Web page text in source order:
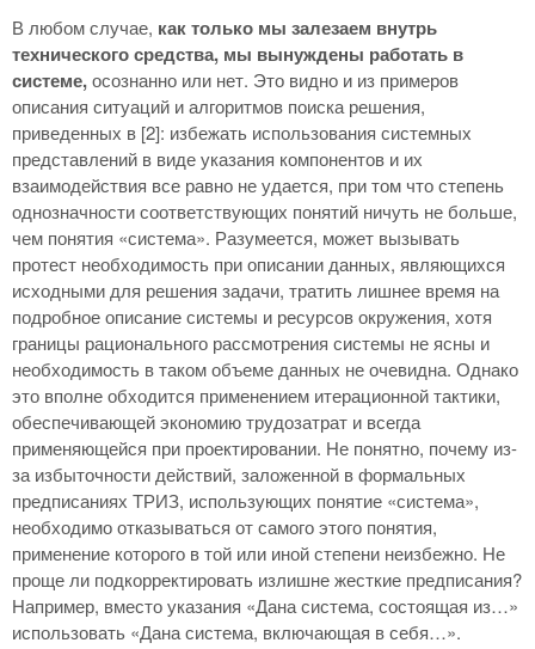
В любом случае, как только мы залезаем внутрь
технического средства, мы вынуждены работать в
системе,осознанно или нет. Это видно и из примеров
описания ситуаций и алгоритмов поиска решения,
приведенных в [2]: избежать использования системных
представлений в виде указания компонентов и их
взаимодействия все равно не удается, при том что степень
однозначности соответствующих понятий ничуть не больше,
чем понятия «система». Разумеется, может вызывать
протест необходимость при описании данных, являющихся
исходными для решения задачи, тратить лишнее время на
подробное описание системы и ресурсов окружения, хотя
границы рационального рассмотрения системы не ясны и
необходимость в таком объеме данных не очевидна. Однако
это вполне обходится применением итерационной тактики,
обеспечивающей экономию трудозатрат и всегда
применяющейся при проектировании. Не понятно, почему из-
за избыточности действий, заложенной в формальных
предписаниях ТРИЗ, использующих понятие «система»,
необходимо отказываться от самого этого понятия,
применение которого в той или иной степени неизбежно. Не
проще ли подкорректировать излишне жесткие предписания?
Например, вместо указания «Дана система, состоящая из…»
использовать «Дана система, включающая в себя…».